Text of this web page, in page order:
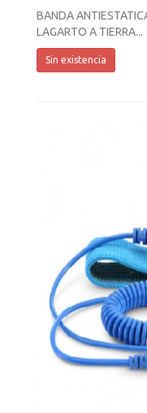
BANDA
LAGARTO A TIERRA...
Sin existencia